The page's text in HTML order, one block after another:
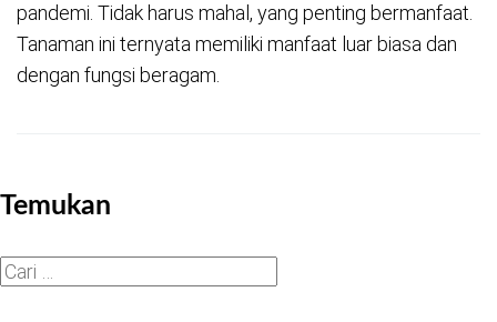
pandemi. Tidak harus mahal, yang penting bermanfaat.
Tanaman ini ternyata memiliki manfaat luar biasa dan
dengan fungsi beragam.
Temukan
Cari